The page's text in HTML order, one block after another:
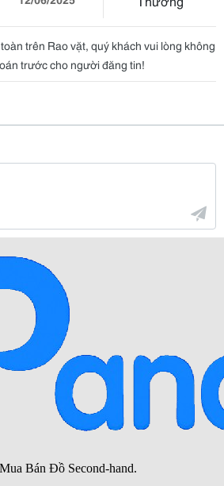
trên Rao vặt, quý khách vui lòng không
trước cho người đăng tin!